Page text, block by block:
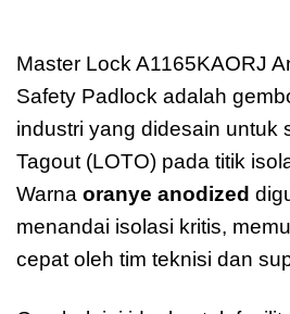
Master Lock A1165KAORJ
Safety Padlock adalah
industri yang didesain untuk
Tagout (LOTO) pada titik
Warna oranye anodized
menandai isolasi kritis,
cepat oleh tim teknisi dan